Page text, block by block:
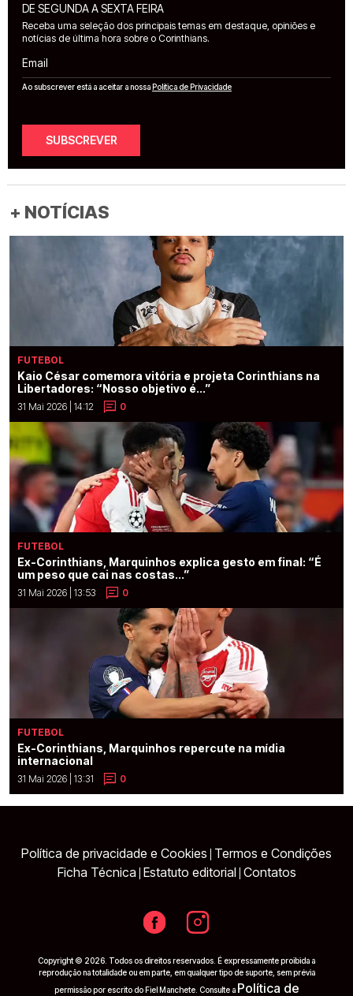
DE SEGUNDA A SEXTA FEIRA
Receba uma seleção dos principais temas em destaque, opiniões e
notícias de última hora sobre o Corinthians.
Email
Ao subscrever está a aceitar a nossaPolítica de Privacidade
SUBSCREVER
+ NOTÍCIAS
FUTEBOL
Kaio César comemora vitória e projeta Corinthians na
Libertadores: “Nosso objetivo é...”
31 Mai 2026 | 14:12 0
FUTEBOL
Ex-Corinthians, Marquinhos explica gesto em final: “É
um peso que cai nas costas...”
31 Mai 2026 | 13:53 0
FUTEBOL
Ex-Corinthians, Marquinhos repercute na mídia
internacional
31 Mai 2026 | 13:31 0
Política de privacidade e Cookies Termos e Condições
Ficha Técnica Estatuto editorial Contatos
Copyright © 2026. Todos os direitos reservados. É expressamente proibida a
reprodução na totalidade ou em parte, em qualquer tipo de suporte, sem prévia
permissão por escrito do Fiel Manchete. Consulte a Política de